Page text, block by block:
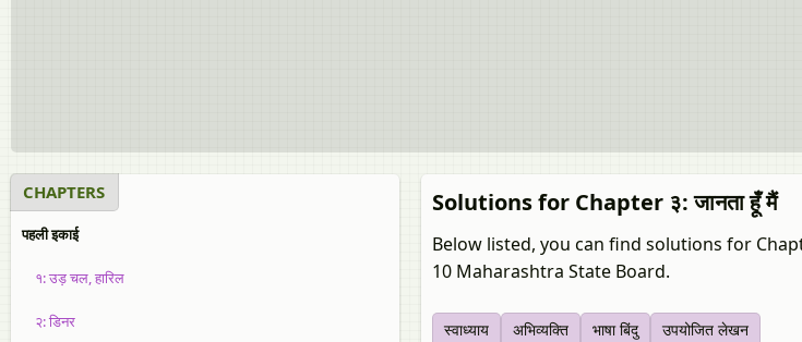
CHAPTERS
पहली इकाई
१: उड़ चल, हारिल
२: डिनर
Solutions for Chapter ३: जानता हूँ मैं
Below listed, you can find solutions for
10 Maharashtra State Board.
स्‍वाध्याय अभिव्यक्‍ति भाषा बिंदु उपयोजित लेखन